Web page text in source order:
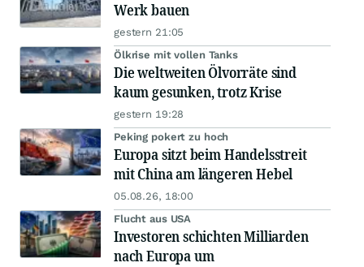
Werk bauen
gestern 21:05
Ölkrise mit vollen Tanks
Die weltweiten Ölvorräte sind
kaum gesunken, trotz Krise
gestern 19:28
Peking pokert zu hoch
Europa sitzt beim Handelsstreit
mit China am längeren Hebel
05.08.26, 18:00
Flucht aus USA
Investoren schichten Milliarden
nach Europa um